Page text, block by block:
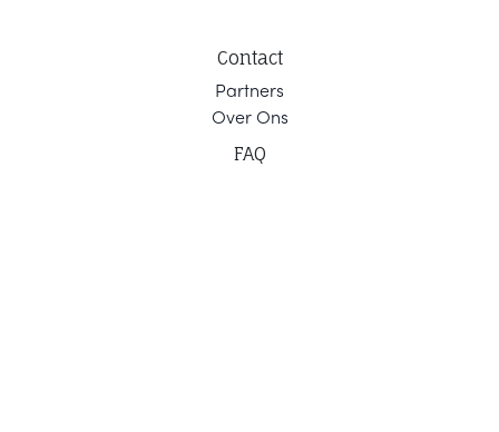
Contact
Partners
Over Ons
FAQ